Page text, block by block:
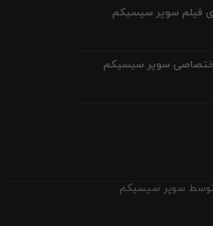
فیلم سوپر سیسیکم
اختصاصی سوپر سیسیکم
سوپر سیسیکم